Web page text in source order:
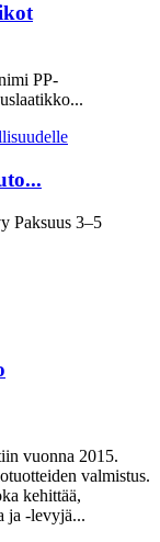
PP-
Paksuus 3–5
vuonna 2015.
valmistus.
kehittää,
ja -levyjä...